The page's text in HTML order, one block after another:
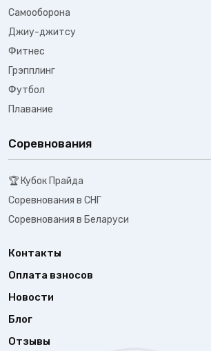
Самооборона
Джиу-джитсу
Фитнес
Грэпплинг
Футбол
Плавание
Соревнования
🏆 Кубок Прайда
Соревнования в СНГ
Соревнования в Беларуси
Контакты
Оплата взносов
Новости
Блог
Отзывы